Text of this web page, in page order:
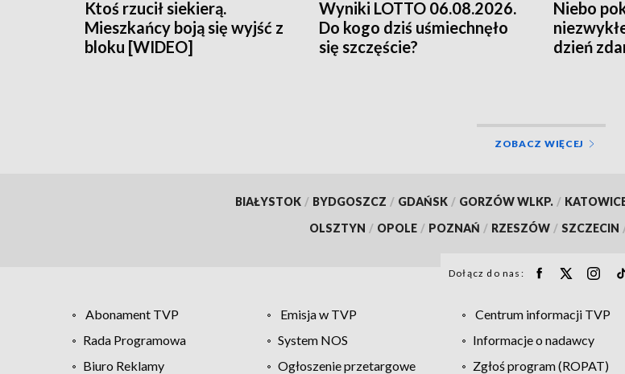
Ktoś rzucił siekierą.
Mieszkańcy boją się wyjść z
bloku [WIDEO]
Wyniki LOTTO 06.08.2026.
Do kogo dziś uśmiechnęło
się szczęście?
Niebo
dzień
ZOBACZ WIĘCEJ
BIAŁYSTOK / BYDGOSZCZ / GDAŃSK / GORZÓW WLKP. /
OLSZTYN / OPOLE / POZNAŃ / RZESZÓW / SZCZECIN
Dołącz do nas:
Abonament TVP Emisja w TVP Centrum informacji TVP
Rada Programowa
System NOS Informacje o nadawcy
Biuro Reklamy
Ogłoszenie przetargowe Zgłoś program (ROPAT)